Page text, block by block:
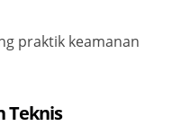
praktik keamanan
Teknis